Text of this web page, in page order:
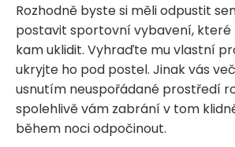
Rozhodně byste si měli odpustit
postavit sportovní vybavení,
kam uklidit. Vyhraďte mu vlastní
ukryjte ho pod postel. Jinak vás
usnutím neuspořádané prostředí
spolehlivě vám zabrání v tom
během noci odpočinout.